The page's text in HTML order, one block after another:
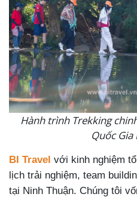
Hành trình Trekking
Quốc Gia
BI Travel với kinh nghiệm
lịch trải nghiệm, team
tại Ninh Thuận. Chúng tôi